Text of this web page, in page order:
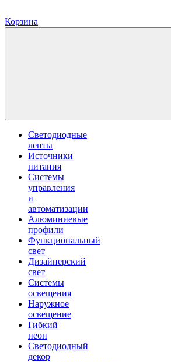
Корзина
Светодиодные
ленты
Источники
питания
Системы
управления
и
автоматизации
Алюминиевые
профили
Функциональный
свет
Дизайнерский
свет
Системы
освещения
Наружное
освещение
Гибкий
неон
Светодиодный
декор